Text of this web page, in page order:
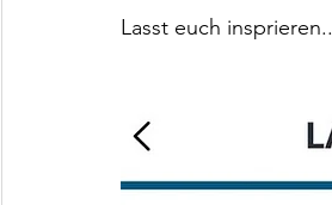
Lasst euch insprieren..